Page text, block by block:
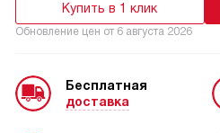
Купить в 1 клик
Обновление цен от 6 августа 2026
Бесплатная
доставка